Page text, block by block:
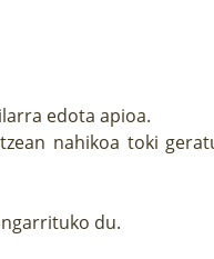
edota apioa.
nahikoa toki
du.